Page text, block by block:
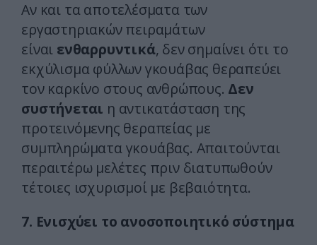
Αν και τα αποτελέσματα των
εργαστηριακών πειραμάτων
είναι ενθαρρυντικά, δεν σημαίνει ότι το
εκχύλισμα φύλλων γκουάβας θεραπεύει
τον καρκίνο στους ανθρώπους. Δεν
συστήνεται η αντικατάσταση της
προτεινόμενης θεραπείας με
συμπληρώματα γκουάβας. Απαιτούνται
περαιτέρω μελέτες πριν διατυπωθούν
τέτοιες ισχυρισμοί με βεβαιότητα.
7. Ενισχύει το ανοσοποιητικό σύστημα